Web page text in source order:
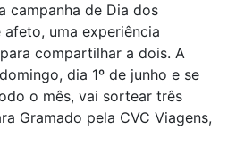
campanha de Dia dos
uma experiência
compartilhar a dois. A
dia 1º de junho e se
o mês, vai sortear três
Gramado pela CVC Viagens,